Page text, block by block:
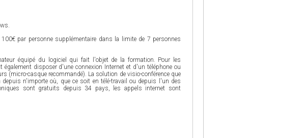
par personne supplémentaire dans la limite de 7 personnes
équipé du logiciel qui fait l'objet de la formation. Pour les
disposer d'une connexion Internet et d'un téléphone ou
(micro-casque recommandé). La solution de visio-conférence que
n'importe où, que ce soit en télé-travail ou depuis l'un des
sont gratuits depuis 34 pays, les appels internet sont